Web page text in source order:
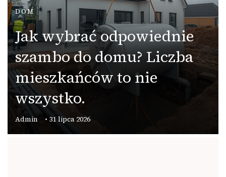
DOM
Jak wybrać odpowiednie
szambo do domu? Liczba
mieszkańców to nie
wszystko.
Admin 31 lipca 2026